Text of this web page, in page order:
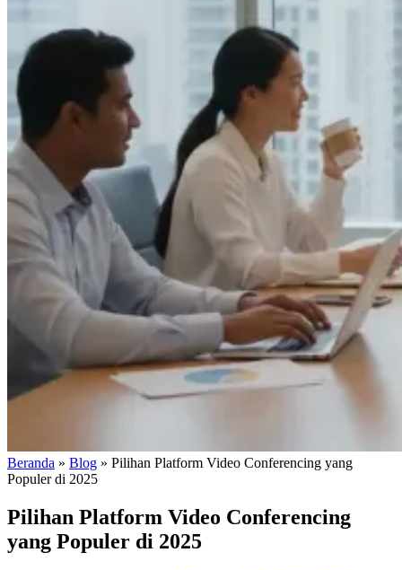
Beranda » Blog » Pilihan Platform Video Conferencing yang
Populer di 2025
Pilihan Platform Video Conferencing
yang Populer di 2025